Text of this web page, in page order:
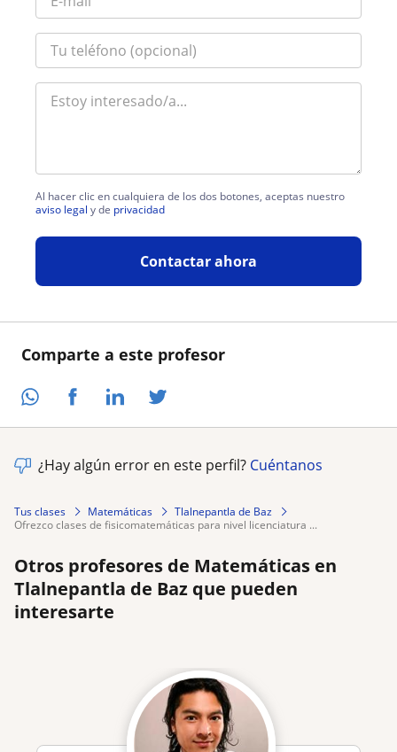
Comparte a este profesor
Al hacer clic en cualquiera de los dos botones, aceptas nuestro
aviso legal y de privacidad
Contactar ahora
¿Hay algún error en este perfil? Cuéntanos
Tus clases Matemáticas
Tlalnepantla de Baz
ofrezco clases de fisicomatemáticas para nivel licenciatura ...
Otros profesores de Matemáticas en
Tlalnepantla de Baz que pueden
interesarte